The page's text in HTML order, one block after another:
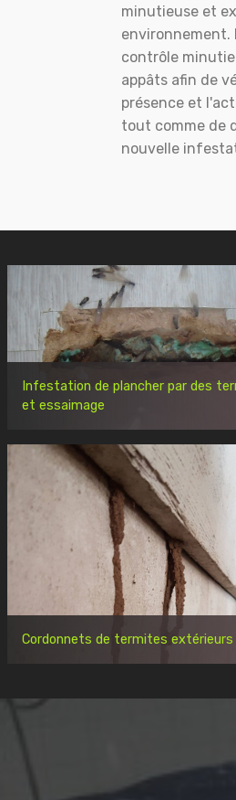
minutieuse et
environnement.
contrôle
appâts afin de
présence et
tout comme de
nouvelle
Infestation de plancher par des
et essaimage
Cordonnets de termites extérieurs